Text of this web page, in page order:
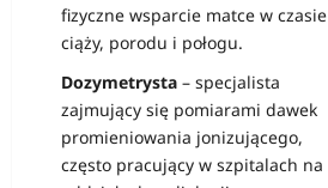
fizyczne wsparcie matce w czasie
ciąży, porodu i połogu.
Dozymetrysta – specjalista
zajmujący się pomiarami dawek
promieniowania jonizującego,
często pracujący w szpitalach na